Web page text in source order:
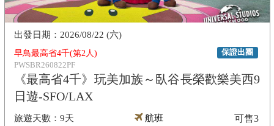
早鳥最高省4千(第2人)
PWSBR260822PF
《最高省4千》玩美加族～臥谷長榮歡樂美西9
日遊-SFO/LAX
保證出團
9天
2026/08/22 (六)
航班 可售3